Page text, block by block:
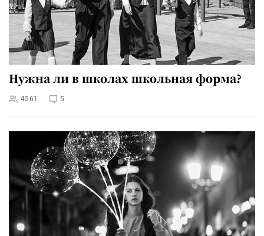
Нужна ли в школах школьная форма?
4561 5